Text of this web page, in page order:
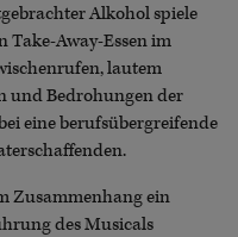
Alkohol spiele
Take-Away-Essen im
lautem
und Bedrohungen der
eine berufsübergreifende
Zusammenhang ein
des Musicals